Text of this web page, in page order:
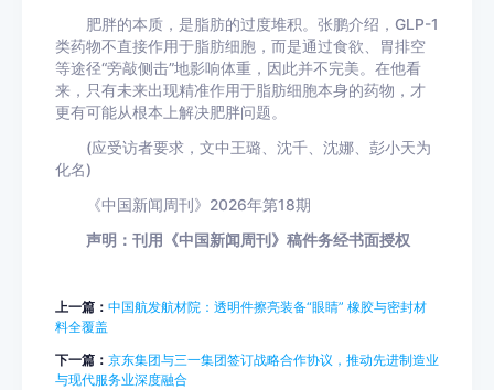
肥胖的本质，是脂肪的过度堆积。张鹏介绍，GLP-1
类药物不直接作用于脂肪细胞，而是通过食欲、胃排空
等途径“旁敲侧击”地影响体重，因此并不完美。在他看
来，只有未来出现精准作用于脂肪细胞本身的药物，才
更有可能从根本上解决肥胖问题。
(应受访者要求，文中王璐、沈千、沈娜、彭小天为
化名)
《中国新闻周刊》2026年第18期
声明：刊用《中国新闻周刊》稿件务经书面授权
上一篇： 中国航发航材院：透明件擦亮装备“眼睛” 橡胶与密封材
料全覆盖
下一篇： 京东集团与三一集团签订战略合作协议，推动先进制造业
与现代服务业深度融合